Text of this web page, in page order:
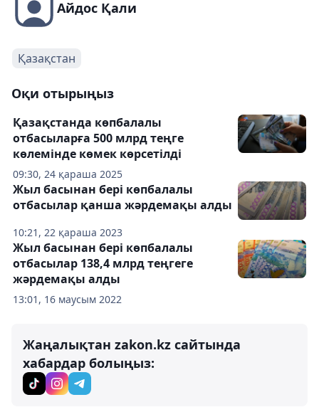
Айдос Қали
Қазақстан
Оқи отырыңыз
09:30, 24 қараша 2025
Қазақстанда көпбалалы
отбасыларға 500 млрд теңге
көлемінде көмек көрсетілді
10:21, 22 қараша 2023
Жыл басынан бері көпбалалы
отбасылар қанша жәрдемақы алды
13:01, 16 маусым 2022
Жыл басынан бері көпбалалы
отбасылар 138,4 млрд теңгеге
жәрдемақы алды
Жаңалықтан zakon.kz сайтында
хабардар болыңыз: